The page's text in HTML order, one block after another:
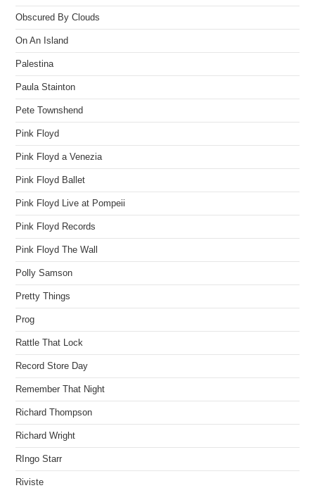
Obscured By Clouds
On An Island
Palestina
Paula Stainton
Pete Townshend
Pink Floyd
Pink Floyd a Venezia
Pink Floyd Ballet
Pink Floyd Live at Pompeii
Pink Floyd Records
Pink Floyd The Wall
Polly Samson
Pretty Things
Prog
Rattle That Lock
Record Store Day
Remember That Night
Richard Thompson
Richard Wright
RIngo Starr
Riviste